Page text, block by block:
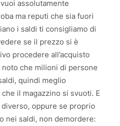
assolutamente
ma reputi che sia fuori
i saldi ti consigliamo di
se il prezzo si è
procedere all’acquisto
che milioni di persone
quindi meglio
il magazzino si svuoti. E
oppure se proprio
nei saldi, non demordere: